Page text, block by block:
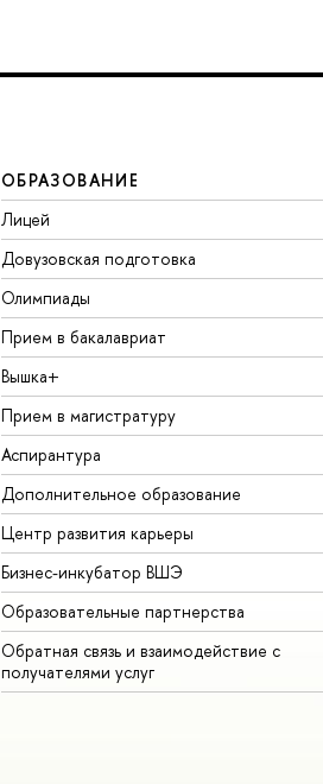
ОБРАЗОВАНИЕ
Лицей
Довузовская подготовка
Олимпиады
Прием в бакалавриат
Вышка+
Прием в магистратуру
Аспирантура
Дополнительное образование
Центр развития карьеры
Бизнес-инкубатор ВШЭ
Образовательные партнерства
Обратная связь и взаимодействие с
получателями услуг